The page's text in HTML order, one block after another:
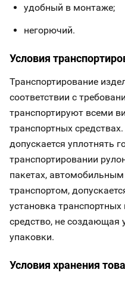
удобный в монтаже;
негорючий.
Условия
Транспортирование
соответствии с
транспортируют всеми
транспортных
допускается уплотнять
транспортировании
пакетах,
транспортом,
установка транспортных
средство, не создающая
упаковки.
Условия хранения